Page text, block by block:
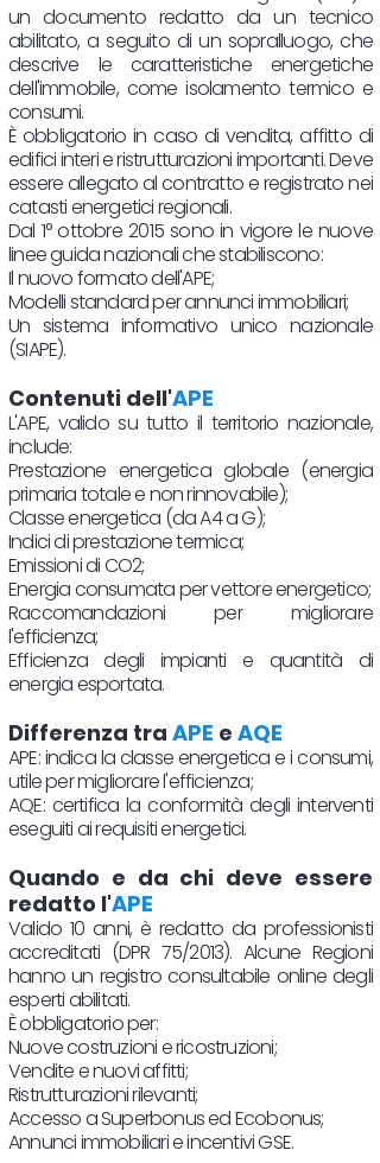
un documento redatto da un tecnico
abilitato, a seguito di un sopralluogo, che
descrive le caratteristiche energetiche
dell'immobile, come isolamento termico e
consumi.
È obbligatorio in caso di vendita, affitto di
edifici interi e ristrutturazioni importanti. Deve
essere allegato al contratto e registrato nei
catasti energetici regionali.
Dal 1° ottobre 2015 sono in vigore le nuove
linee guida nazionali che stabiliscono:
Il nuovo formato dell'APE;
Modelli standard per annunci immobiliari;
Un sistema informativo unico nazionale
(SIAPE).
Contenuti dell'APE
L'APE, valido su tutto il territorio nazionale,
include:
Prestazione energetica globale (energia
primaria totale e non rinnovabile);
Classe energetica (da A4 a G);
Indici di prestazione termica;
Emissioni di CO2;
Energia consumata per vettore energetico;
Raccomandazioni per migliorare
l'efficienza;
Efficienza degli impianti e quantità di
energia esportata.
Differenza tra APE e AQE
APE: indica la classe energetica e i consumi,
utile per migliorare l'efficienza;
AQE: certifica la conformità degli interventi
eseguiti ai requisiti energetici.
Quando e da chi deve essere
redatto l'APE
Valido 10 anni, è redatto da professionisti
accreditati (DPR 75/2013). Alcune Regioni
hanno un registro consultabile online degli
esperti abilitati.
È obbligatorio per:
Nuove costruzioni e ricostruzioni;
Vendite e nuovi affitti;
Ristrutturazioni rilevanti;
Accesso a Superbonus ed Ecobonus;
Annunci immobiliari e incentivi GSE.